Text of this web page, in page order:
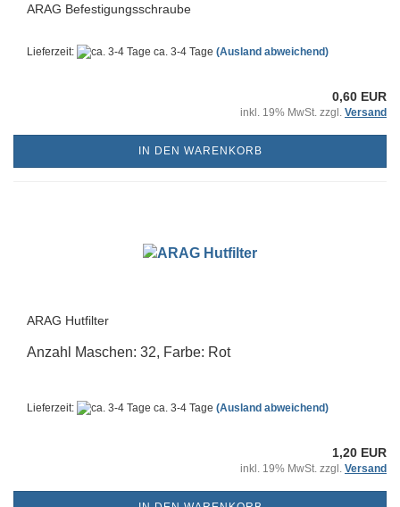
ARAG Befestigungsschraube
Lieferzeit: ca. 3-4 Tage (Ausland abweichend)
0,60 EUR
inkl. 19% MwSt. zzgl. Versand
IN DEN WARENKORB
ARAG Hutfilter
Anzahl Maschen: 32, Farbe: Rot
Lieferzeit: ca. 3-4 Tage (Ausland abweichend)
1,20 EUR
inkl. 19% MwSt. zzgl. Versand